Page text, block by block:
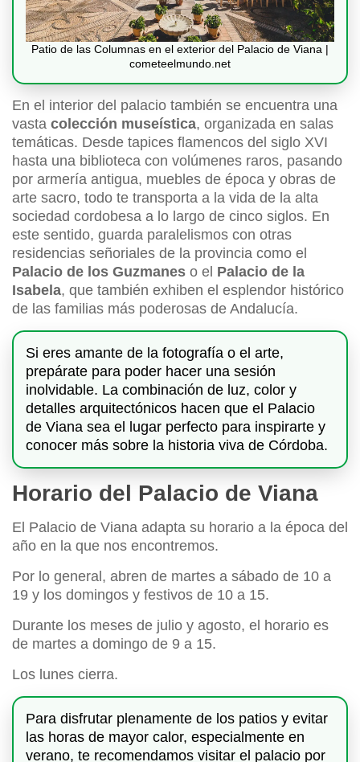
Patio de las Columnas en el exterior del Palacio de Viana |
cometeelmundo.net
En el interior del palacio también se encuentra una
vasta colección museística, organizada en salas
temáticas. Desde tapices flamencos del siglo XVI
hasta una biblioteca con volúmenes raros, pasando
por armería antigua, muebles de época y obras de
arte sacro, todo te transporta a la vida de la alta
sociedad cordobesa a lo largo de cinco siglos. En
este sentido, guarda paralelismos con otras
residencias señoriales de la provincia como el
Palacio de los Guzmanes o el Palacio de la
Isabela, que también exhiben el esplendor histórico
de las familias más poderosas de Andalucía.
Si eres amante de la fotografía o el arte,
prepárate para poder hacer una sesión
inolvidable. La combinación de luz, color y
detalles arquitectónicos hacen que el Palacio
de Viana sea el lugar perfecto para inspirarte y
conocer más sobre la historia viva de Córdoba.
Horario del Palacio de Viana
El Palacio de Viana adapta su horario a la época del
año en la que nos encontremos.
Por lo general, abren de martes a sábado de 10 a
19 y los domingos y festivos de 10 a 15.
Durante los meses de julio y agosto, el horario es
de martes a domingo de 9 a 15.
Los lunes cierra.
Para disfrutar plenamente de los patios y evitar
las horas de mayor calor, especialmente en
verano, te recomendamos visitar el palacio por